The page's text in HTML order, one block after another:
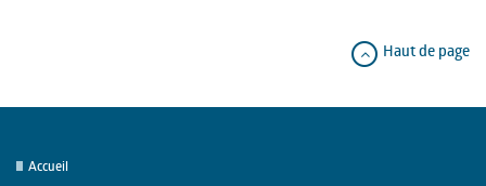
Haut de page
Accueil